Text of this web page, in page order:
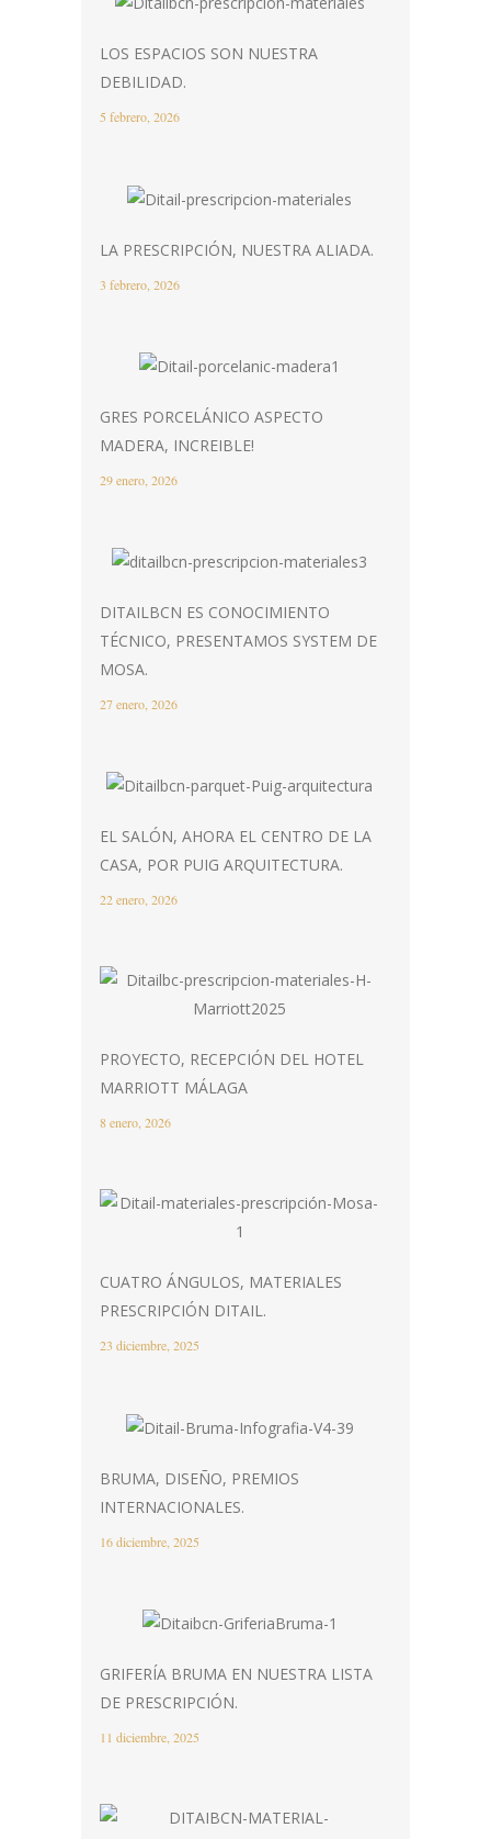
LOS ESPACIOS SON NUESTRA
DEBILIDAD.
5 febrero, 2026
LA PRESCRIPCIÓN, NUESTRA ALIADA.
3 febrero, 2026
GRES PORCELÁNICO ASPECTO
MADERA, INCREIBLE!
29 enero, 2026
DITAILBCN ES CONOCIMIENTO
TÉCNICO, PRESENTAMOS SYSTEM DE
MOSA.
27 enero, 2026
EL SALÓN, AHORA EL CENTRO DE LA
CASA, POR PUIG ARQUITECTURA.
22 enero, 2026
PROYECTO, RECEPCIÓN DEL HOTEL
MARRIOTT MÁLAGA
8 enero, 2026
CUATRO ÁNGULOS, MATERIALES
PRESCRIPCIÓN DITAIL.
23 diciembre, 2025
BRUMA, DISEÑO, PREMIOS
INTERNACIONALES.
16 diciembre, 2025
GRIFERÍA BRUMA EN NUESTRA LISTA
DE PRESCRIPCIÓN.
11 diciembre, 2025